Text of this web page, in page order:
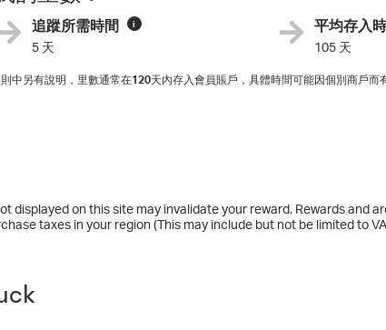
追蹤所需時間 i
5 天
平均存入
105 天
中另有說明，里數通常在120天內存入會員賬戶，具體時間可能因個別商戶而
displayed on this site may invalidate your reward. Rewards and
taxes in your region (This may include but not be limited to